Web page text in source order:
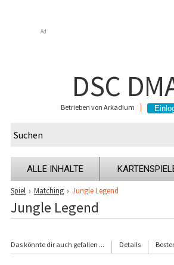
Ad
DSC
Betrieben von Arkadium
ALLE INHALTE
Spiel › Matching › Jungle Legend
Jungle Legend
Das könnte dir auch gefallen ... Details